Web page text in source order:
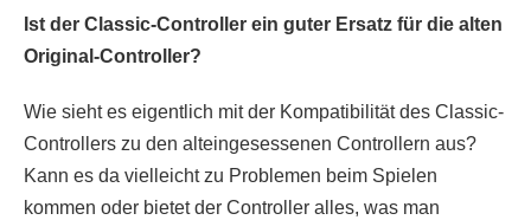
Ist der Classic-Controller ein guter Ersatz für die alten
Original-Controller?
Wie sieht es eigentlich mit der Kompatibilität des Classic-
Controllers zu den alteingesessenen Controllern aus?
Kann es da vielleicht zu Problemen beim Spielen
kommen oder bietet der Controller alles, was man